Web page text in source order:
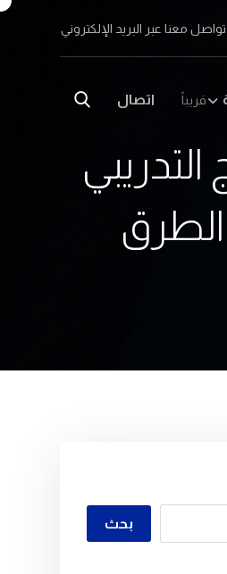
معنا عبر البريد الإلكتروني
قريباً اتصال
الطرق